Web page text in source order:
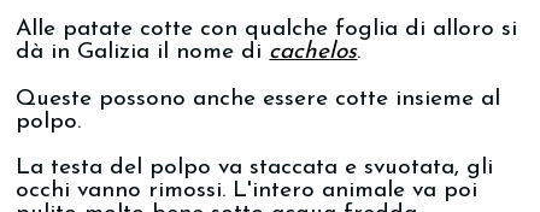
Alle patate cotte con qualche foglia di alloro si
dà in Galizia il nome di cachelos.
Queste possono anche essere cotte insieme al
polpo.
La testa del polpo va staccata e svuotata, gli
occhi vanno rimossi. L'intero animale va poi